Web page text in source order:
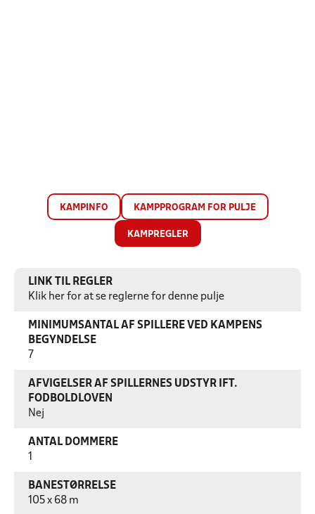
KAMPINFO KAMPPROGRAM FOR PULJE
KAMPREGLER
LINK TIL REGLER
Klik her for at se reglerne for denne pulje
MINIMUMSANTAL AF SPILLERE VED KAMPENS
BEGYNDELSE
7
AFVIGELSER AF SPILLERNES UDSTYR IFT.
FODBOLDLOVEN
Nej
ANTAL DOMMERE
BANESTØRRELSE
105 x 68 m